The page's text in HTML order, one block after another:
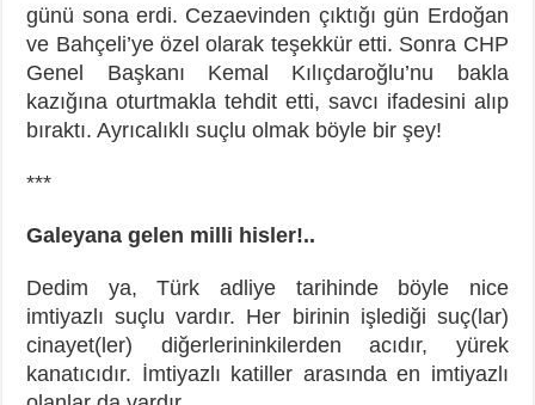
günü sona erdi. Cezaevinden çıktığı gün Erdoğan
ve Bahçeli’ye özel olarak teşekkür etti. Sonra CHP
Genel Başkanı Kemal Kılıçdaroğlu’nu bakla
kazığına oturtmakla tehdit etti, savcı ifadesini alıp
bıraktı. Ayrıcalıklı suçlu olmak böyle bir şey!
***
Galeyana gelen milli hisler!..
Dedim ya, Türk adliye tarihinde böyle nice
imtiyazlı suçlu vardır. Her birinin işlediği suç(lar)
cinayet(ler) diğerlerininkilerden acıdır, yürek
kanatıcıdır. İmtiyazlı katiller arasında en imtiyazlı